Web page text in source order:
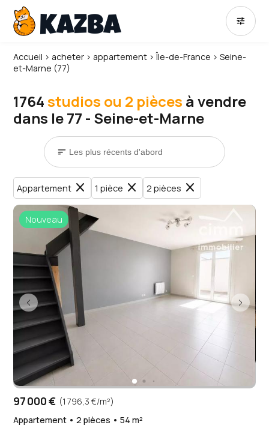
tune
Accueil › acheter › appartement ›Île-de-France ›Seine-
et-Marne (77)
1764studios ou 2 pièces à vendre
dans le 77 - Seine-et-Marne
sort
Appartement close 1 pièce close 2 pièces close
Nouveau
97 000 € (1 796,3 €/m²)
Appartement • 2 pièces • 54 m²